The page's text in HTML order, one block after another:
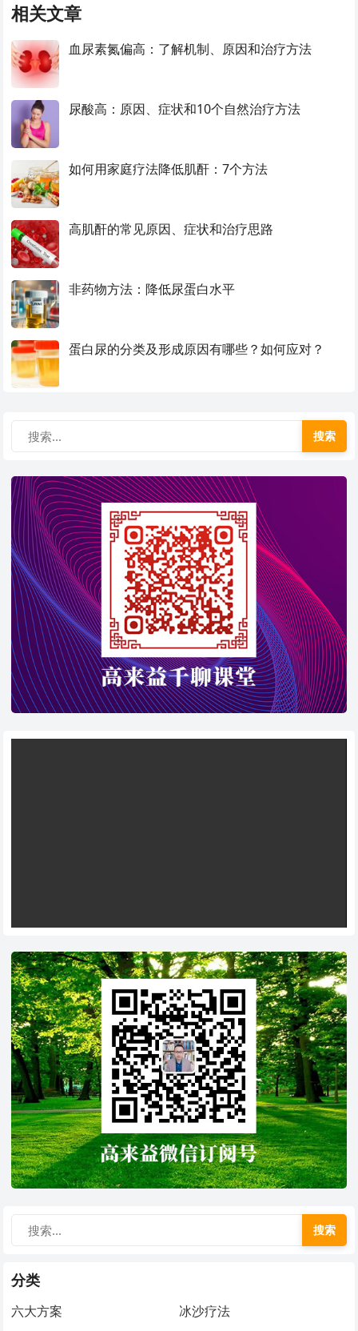
相关文章
血尿素氮偏高：了解机制、原因和治疗方法
尿酸高：原因、症状和10个自然治疗方法
如何用家庭疗法降低肌酐：7个方法
高肌酐的常见原因、症状和治疗思路
非药物方法：降低尿蛋白水平
蛋白尿的分类及形成原因有哪些？如何应对？
搜索
搜索
分类
六大方案 冰沙疗法